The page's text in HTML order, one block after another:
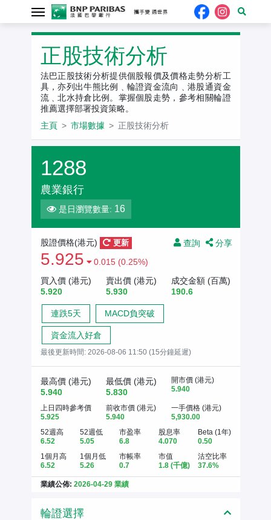
正股技術分析
法巴正股技術分析提供個股報價及價格走勢分析工
具，亦列出牛熊比例﹑輪證資金流向﹑港股通資金
流﹑北水持倉比例。掌握個股走勢，參考相關輪證
推薦選擇部署投資策略。
主頁
市場數據 正股技術分析
1288
農業銀行
是日瀏覽數量: 16
查詢 分享
股證價格(港元) 更新
5.925
0.015 (0.25%)
買入價 (港元)
5.920
賣出價 (港元)
5.930
成交金額 (百萬)
190.6
連跌5天 MACD負突破
資金流入好倉
最後更新時間: 2026-08-06 11:50 (15分鐘延遲)
最高價 (港元)
5.940
最低價 (港元)
5.830
開市價 (港元)
5.940
上日四時參考價
5.925
前收市價 (港元)
5.940
一手價格 (港元)
5,930.00
52週高
6.52
52週低
5.05
市盈率
6.8
股息率
4.070
Beta (1年)
0.50
1個月高
6.52
1個月低
5.26
市帳率
0.7
市值
1.8 (千億)
沽空比率
37.6%
業績公佈: 2026-04-29 業績
輪證選擇